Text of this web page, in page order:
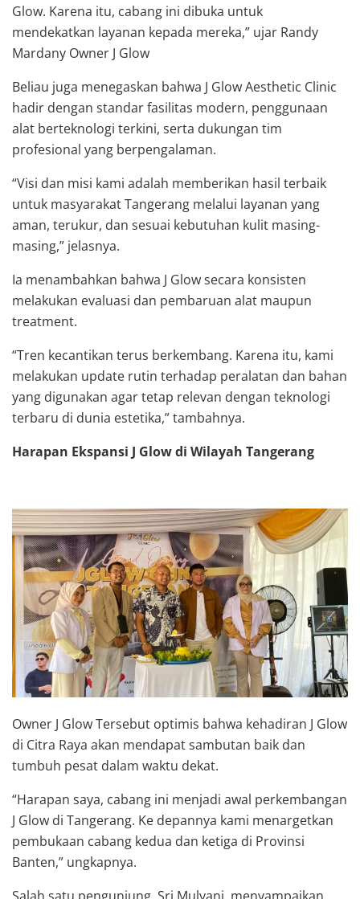
Glow. Karena itu, cabang ini dibuka untuk
mendekatkan layanan kepada mereka,” ujar Randy
Mardany Owner J Glow
Beliau juga menegaskan bahwa J Glow Aesthetic Clinic
hadir dengan standar fasilitas modern, penggunaan
alat berteknologi terkini, serta dukungan tim
profesional yang berpengalaman.
“Visi dan misi kami adalah memberikan hasil terbaik
untuk masyarakat Tangerang melalui layanan yang
aman, terukur, dan sesuai kebutuhan kulit masing-
masing,” jelasnya.
Ia menambahkan bahwa J Glow secara konsisten
melakukan evaluasi dan pembaruan alat maupun
treatment.
“Tren kecantikan terus berkembang. Karena itu, kami
melakukan update rutin terhadap peralatan dan bahan
yang digunakan agar tetap relevan dengan teknologi
terbaru di dunia estetika,” tambahnya.
Harapan Ekspansi J Glow di Wilayah Tangerang
Owner J Glow Tersebut optimis bahwa kehadiran J Glow
di Citra Raya akan mendapat sambutan baik dan
tumbuh pesat dalam waktu dekat.
“Harapan saya, cabang ini menjadi awal perkembangan
J Glow di Tangerang. Ke depannya kami menargetkan
pembukaan cabang kedua dan ketiga di Provinsi
Banten,” ungkapnya.